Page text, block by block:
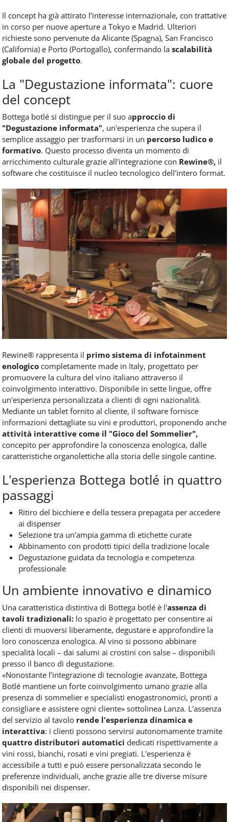
Il concept ha già attirato l'interesse internazionale, con trattative
in corso per nuove aperture a Tokyo e Madrid. Ulteriori
richieste sono pervenute da Alicante (Spagna), San Francisco
(California) e Porto (Portogallo), confermando la scalabilità
globale del progetto.
La "Degustazione informata": cuore
del concept
Bottega botlé si distingue per il suo approccio di
"Degustazione informata", un'esperienza che supera il
semplice assaggio per trasformarsi in un percorso ludico e
formativo. Questo processo diventa un momento di
arricchimento culturale grazie all'integrazione con Rewine®, il
software che costituisce il nucleo tecnologico dell'intero format.
Rewine® rappresenta il primo sistema di infotainment
enologico completamente made in Italy, progettato per
promuovere la cultura del vino italiano attraverso il
coinvolgimento interattivo. Disponibile in sette lingue, offre
un'esperienza personalizzata a clienti di ogni nazionalità.
Mediante un tablet fornito al cliente, il software fornisce
informazioni dettagliate su vini e produttori, proponendo anche
attività interattive come il "Gioco del Sommelier",
concepito per approfondire la conoscenza enologica, dalle
caratteristiche organolettiche alla storia delle singole cantine.
L'esperienza Bottega botlé in quattro
passaggi
Ritiro del bicchiere e della tessera prepagata per accedere
ai dispenser
Selezione tra un'ampia gamma di etichette curate
Abbinamento con prodotti tipici della tradizione locale
Degustazione guidata da tecnologia e competenza
professionale
Un ambiente innovativo e dinamico
Una caratteristica distintiva di Bottega botlé è l'assenza di
tavoli tradizionali: lo spazio è progettato per consentire ai
clienti di muoversi liberamente, degustare e approfondire la
loro conoscenza enologica. Al vino si possono abbinare
specialità locali – dai salumi ai crostini con salse – disponibili
presso il banco di degustazione.
«Nonostante l’integrazione di tecnologie avanzate, Bottega
Botlé mantiene un forte coinvolgimento umano grazie alla
presenza di sommelier e specialisti enogastronomici, pronti a
consigliare e assistere ogni cliente» sottolinea Lanza. L'assenza
del servizio al tavolo rende l'esperienza dinamica e
interattiva: i clienti possono servirsi autonomamente tramite
quattro distributori automatici dedicati rispettivamente a
vini rossi, bianchi, rosati e vini pregiati. L'esperienza è
accessibile a tutti e può essere personalizzata secondo le
preferenze individuali, anche grazie alle tre diverse misure
disponibili nei dispenser.